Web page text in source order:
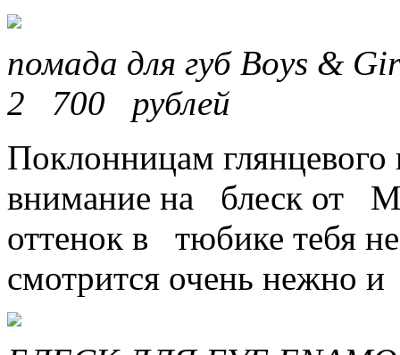
помада для губ Boys &
2 700 рублей
Поклонницам глянцевого
внимание на блеск от
оттенок в тюбике тебя
смотрится очень нежно